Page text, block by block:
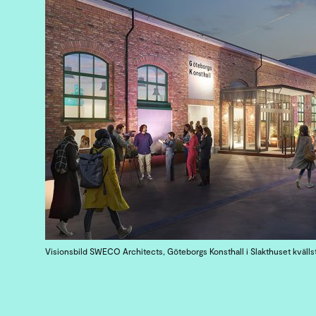
Visionsbild SWECO Architects, Göteborgs Konsthall i Slakthuset